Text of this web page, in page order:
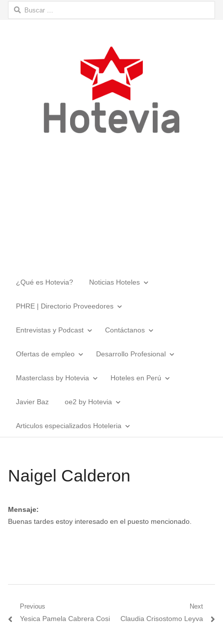
Buscar:
¿Qué es Hotevia? Noticias Hoteles
PHRE | Directorio Proveedores
Entrevistas y Podcast Contáctanos
Ofertas de empleo Desarrollo Profesional
Masterclass by Hotevia Hoteles en Perú
Javier Baz oe2 by Hotevia
Articulos especializados Hoteleria
Naigel Calderon
Mensaje:
Buenas tardes estoy interesado en el puesto mencionado.
Navegación
de
Previous
Previous
Yesica Pamela Cabrera Cosi
Next
Next
Claudia Crisostomo Leyva